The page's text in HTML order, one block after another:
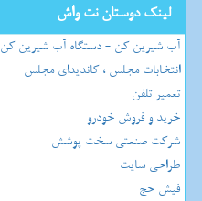
لینک دوستان نت واش
آب شیرین کن - دستگاه آب شیرین کن
انتخابات مجلس ، کاندیدای مجلس
تعمیر تلفن
خرید و فروش خودرو
شرکت صنعتی سخت پوشش
طراحی سایت
فیش حج